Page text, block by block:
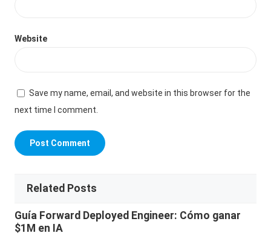
Website
Save my name, email, and website in this browser for the
next time I comment.
Related Posts
Guía Forward Deployed Engineer: Cómo ganar
$1M en IA